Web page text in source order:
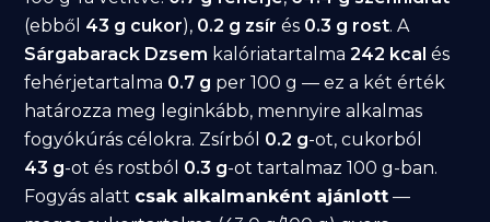
(ebből 43 g cukor), 0.2 g zsír és 0.3 g rost. A
Sárgabarack Dzsem kalóriatartalma242 kcal és
fehérjetartalma 0.7 g per 100 g — ez a két érték
határozza meg leginkább, mennyire alkalmas
fogyókúrás célokra. Zsírból 0.2 g-ot, cukorból
43 g-ot és rostból 0.3 g-ot tartalmaz 100 g-ban.
Fogyás alatt csak alkalmanként ajánlott —